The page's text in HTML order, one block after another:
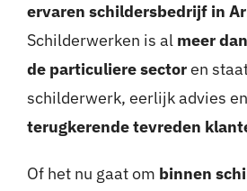
ervaren schildersbedrijf in
Schilderwerken is al meer
de particuliere sectoren
schilderwerk, eerlijk advies
terugkerende tevreden
Of het nu gaat om binnen